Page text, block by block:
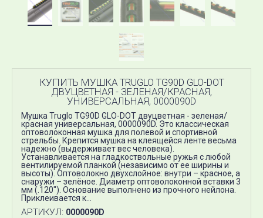
КУПИТЬ МУШКА TRUGLO TG90D GLO-DOT
ДВУЦВЕТНАЯ - ЗЕЛЕНАЯ/КРАСНАЯ,
УНИВЕРСАЛЬНАЯ, 0000090D
Мушка Truglo TG90D GLO-DOT двуцветная - зеленая/
красная универсальная, 0000090D. Это классическая
оптоволоконная мушка для полевой и спортивной
стрельбы. Крепится мушка на клеящейся ленте весьма
надежно (выдерживает вес человека).
Устанавливается на гладкоствольные ружья с любой
вентилируемой планкой (независимо от ее ширины и
высоты). Оптоволокно двухслойное: внутри – красное, а
снаружи – зелёное. Диаметр оптоволоконной вставки 3
мм (.120"). Основание выполнено из прочного нейлона.
Приклеивается к...
АРТИКУЛ: 0000090D